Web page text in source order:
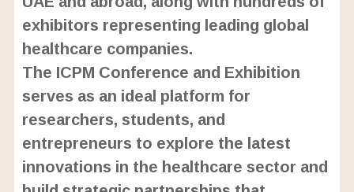
exhibitors representing leading global
healthcare companies.
The ICPM Conference and Exhibition
serves as an ideal platform for
researchers, students, and
entrepreneurs to explore the latest
innovations in the healthcare sector and